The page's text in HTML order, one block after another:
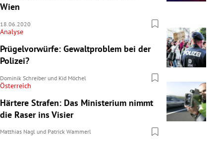
Wien
18.06.2020
Analyse
Prügelvorwürfe: Gewaltproblem bei der
Polizei?
Dominik Schreiber und Kid Möchel
Österreich
Härtere Strafen: Das Ministerium nimmt
die Raser ins Visier
Matthias Nagl und Patrick Wammerl